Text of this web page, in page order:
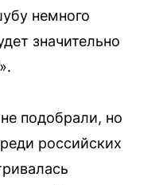
немного
значительно
подобрали, но
российских